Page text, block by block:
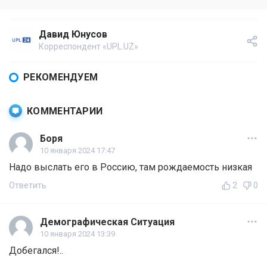
Давид Юнусов
Корреспондент «UPL.UZ»
РЕКОМЕНДУЕМ
КОММЕНТАРИИ
Боря
10 января 2024 17:47
Надо выслать его в Россию, там рождаемость низкая
Ответить 2 0
Демографическая Ситуация
10 января 2024 13:39
Добегался!..